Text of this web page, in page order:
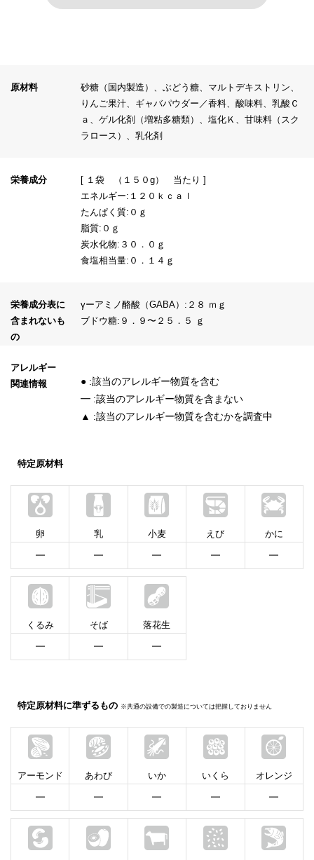
原材料
砂糖（国内製造）、ぶどう糖、マルトデキストリン、
りんご果汁、ギャバパウダー／香料、酸味料、乳酸Ｃ
ａ、ゲル化剤（増粘多糖類）、塩化Ｋ、甘味料（スク
ラロース）、乳化剤
栄養成分
[ １袋 （１５０g） 当たり ]
エネルギー:１２０ｋｃａｌ
たんぱく質:０ｇ
脂質:０ｇ
炭水化物:３０．０ｇ
食塩相当量:０．１４ｇ
栄養成分表に
含まれないも
の
γーアミノ酪酸（GABA）:２８ ｍｇ
ブドウ糖:９．９〜２５．５ ｇ
アレルギー
関連情報
● :該当のアレルギー物質を含む
━ :該当のアレルギー物質を含まない
▲ :該当のアレルギー物質を含むかを調査中
特定原材料
卵
━
乳
━
小麦
━
えび
━
かに
━
くるみ
━
そば
━
落花生
━
特定原材料に準ずるもの ※共通の設備での製造については把握しておりません
アーモンド
━
あわび
━
いか
━
いくら
━
オレンジ
━